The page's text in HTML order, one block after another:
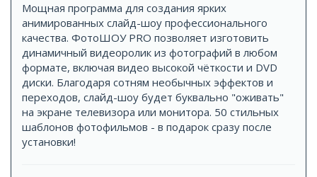
Мощная программа для создания ярких
анимированных слайд-шоу профессионального
качества. ФотоШОУ PRO позволяет изготовить
динамичный видеоролик из фотографий в любом
формате, включая видео высокой чёткости и DVD
диски. Благодаря сотням необычных эффектов и
переходов, слайд-шоу будет буквально "оживать"
на экране телевизора или монитора. 50 стильных
шаблонов фотофильмов - в подарок сразу после
установки!